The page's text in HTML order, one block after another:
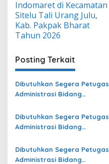
Indomaret di Kecamatan
Sitelu Tali Urang Julu,
Kab. Pakpak Bharat
Tahun 2026
Posting Terkait
Dibutuhkan Segera Petugas
Administrasi Bidang
Pasuruan Terbaru
Dibutuhkan Segera Petugas
Administrasi Bidang
Samarinda Terbaru
Dibutuhkan Segera Petugas
Administrasi Bidang